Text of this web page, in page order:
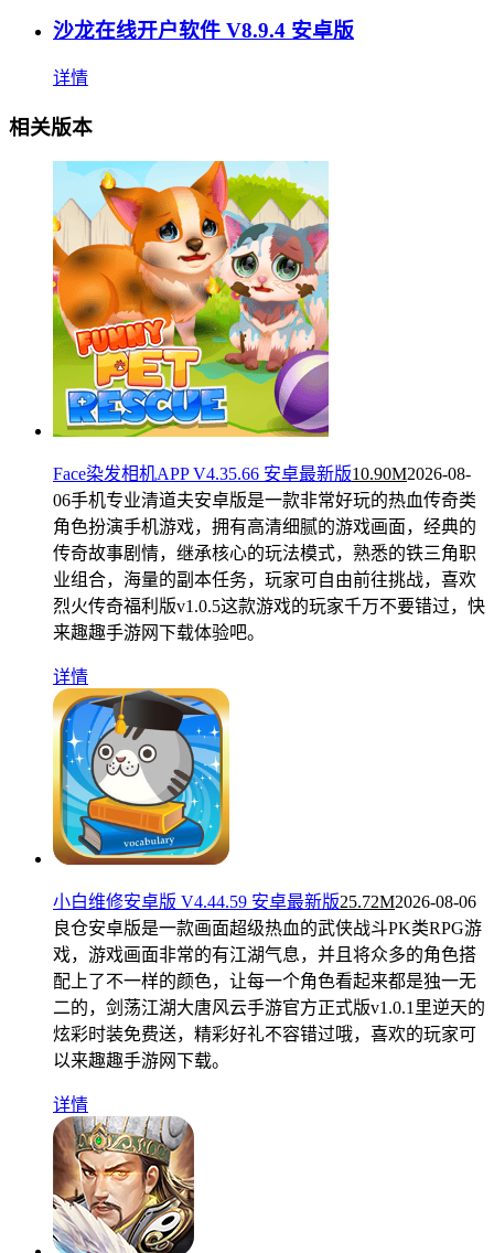
沙龙在线开户软件 V8.9.4 安卓版
详情
相关版本
Face染发相机APP V4.35.66 安卓最新版10.90M2026-08-
06手机专业清道夫安卓版是一款非常好玩的热血传奇类
角色扮演手机游戏，拥有高清细腻的游戏画面，经典的
传奇故事剧情，继承核心的玩法模式，熟悉的铁三角职
业组合，海量的副本任务，玩家可自由前往挑战，喜欢
烈火传奇福利版v1.0.5这款游戏的玩家千万不要错过，快
来趣趣手游网下载体验吧。
详情
小白维修安卓版 V4.44.59 安卓最新版25.72M2026-08-06
良仓安卓版是一款画面超级热血的武侠战斗PK类RPG游
戏，游戏画面非常的有江湖气息，并且将众多的角色搭
配上了不一样的颜色，让每一个角色看起来都是独一无
二的，剑荡江湖大唐风云手游官方正式版v1.0.1里逆天的
炫彩时装免费送，精彩好礼不容错过哦，喜欢的玩家可
以来趣趣手游网下载。
详情